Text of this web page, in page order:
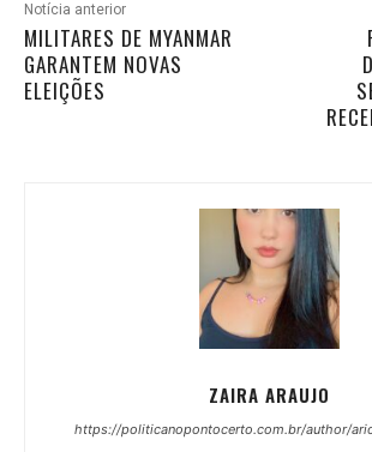
Notícia anterior
MILITARES DE MYANMAR
GARANTEM NOVAS
ELEIÇÕES
ZAIRA ARAUJO
https://politicanopontocerto.com.br/author/